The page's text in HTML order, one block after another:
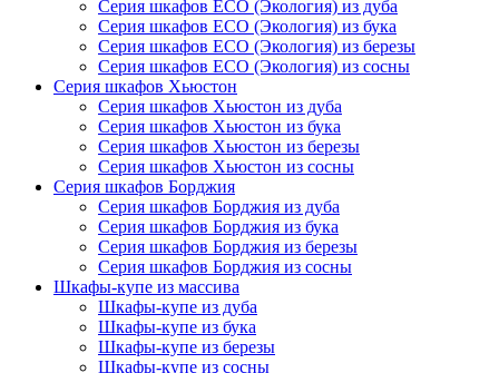
Серия шкафов ECO (Экология) из дуба
Серия шкафов ECO (Экология) из бука
Серия шкафов ECO (Экология) из березы
Серия шкафов ECO (Экология) из сосны
Серия шкафов Хьюстон
Серия шкафов Хьюстон из дуба
Серия шкафов Хьюстон из бука
Серия шкафов Хьюстон из березы
Серия шкафов Хьюстон из сосны
Серия шкафов Борджия
Серия шкафов Борджия из дуба
Серия шкафов Борджия из бука
Серия шкафов Борджия из березы
Серия шкафов Борджия из сосны
Шкафы-купе из массива
Шкафы-купе из дуба
Шкафы-купе из бука
Шкафы-купе из березы
Шкафы-купе из сосны